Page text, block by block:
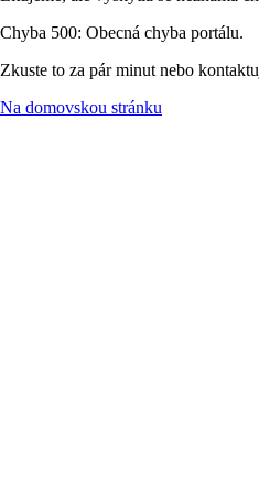
Chyba 500: Obecná chyba portálu.
Zkuste to za pár minut nebo
Na domovskou stránku